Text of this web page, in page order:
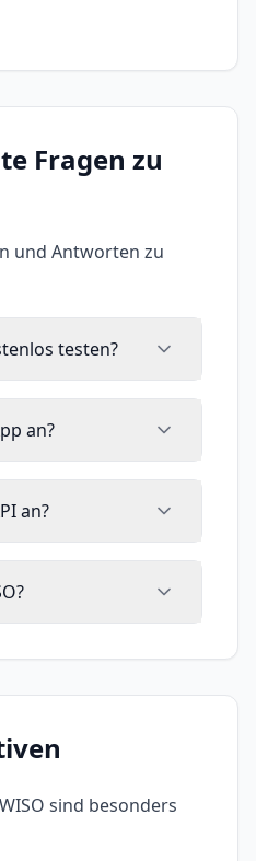
Fragen zu
und Antworten zu
testen?
an?
an?
WISO sind besonders